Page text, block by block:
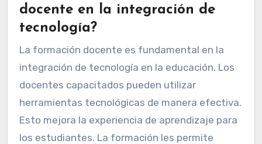
docente en la integración de
tecnología?
La formación docente es fundamental en la
integración de tecnología en la educación. Los
docentes capacitados pueden utilizar
herramientas tecnológicas de manera efectiva.
Esto mejora la experiencia de aprendizaje para
los estudiantes. La formación les permite